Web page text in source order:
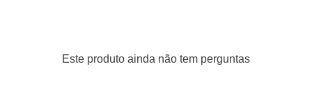
Este produto ainda não tem perguntas